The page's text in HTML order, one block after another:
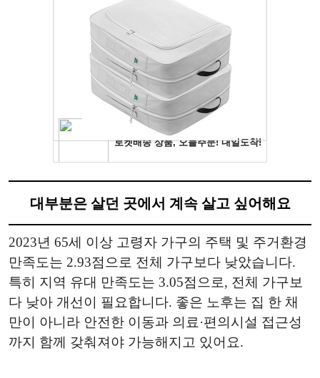
대부분은 살던 곳에서 계속 살고 싶어해요
2023년 65세 이상 고령자 가구의 주택 및 주거환경
만족도는 2.93점으로 전체 가구보다 낮았습니다.
특히 지역 유대 만족도는 3.05점으로, 전체 가구보
다 낮아 개선이 필요합니다. 좋은 노후는 집 한 채
만이 아니라 안전한 이동과 의료·편의시설 접근성
까지 함께 갖춰져야 가능해지고 있어요.